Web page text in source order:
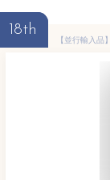
18th